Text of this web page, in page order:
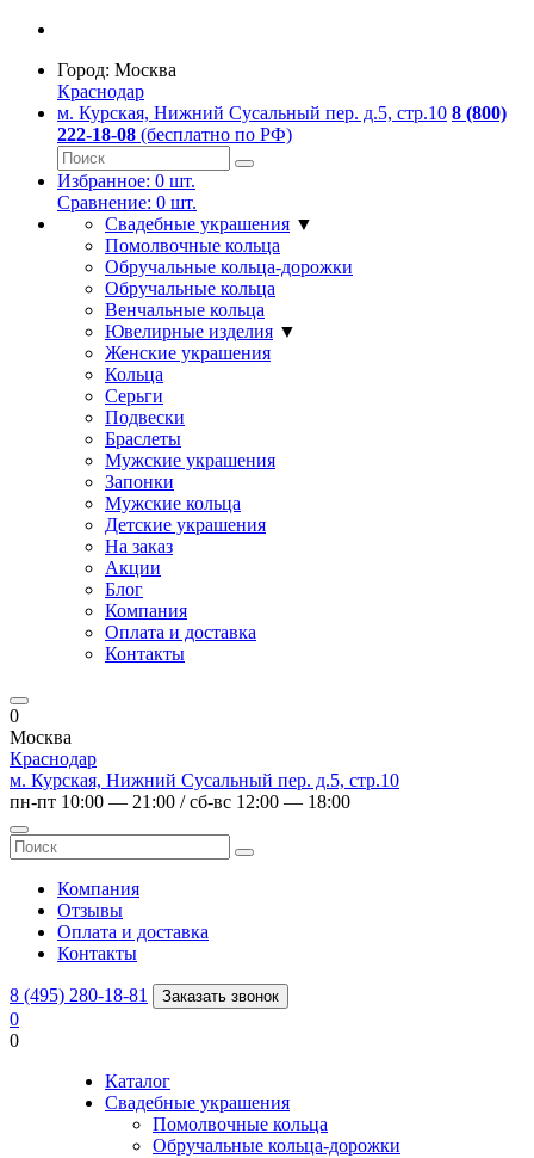
Город: Москва
Краснодар
м. Курская, Нижний Сусальный пер. д.5, стр.10 8 (800)
222-18-08 (бесплатно по РФ)
Избранное: 0 шт.
Сравнение: 0 шт.
Свадебные украшения ▼
Помолвочные кольца
Обручальные кольца-дорожки
Обручальные кольца
Венчальные кольца
Ювелирные изделия ▼
Женские украшения
Кольца
Серьги
Подвески
Браслеты
Мужские украшения
Запонки
Мужские кольца
Детские украшения
На заказ
Акции
Блог
Компания
Оплата и доставка
Контакты
0
Москва
Краснодар
м. Курская, Нижний Сусальный пер. д.5, стр.10
пн-пт 10:00 — 21:00 / сб-вс 12:00 — 18:00
Компания
Отзывы
Оплата и доставка
Контакты
8 (495) 280-18-81 Заказать звонок
0
0
Каталог
Свадебные украшения
Помолвочные кольца
Обручальные кольца-дорожки